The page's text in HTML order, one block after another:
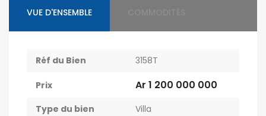
VUE D'ENSEMBLE
Réf du Bien 3158T
Prix Ar 1 200 000 000
Type du bien
Villa